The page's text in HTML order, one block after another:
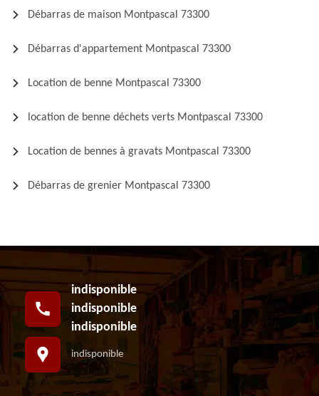
Débarras de maison Montpascal 73300
Débarras d'appartement Montpascal 73300
Location de benne Montpascal 73300
location de benne déchets verts Montpascal 73300
Location de bennes à gravats Montpascal 73300
Débarras de grenier Montpascal 73300
indisponible
indisponible
indisponible
indisponible